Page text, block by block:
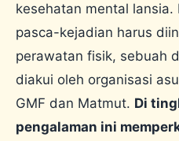
kesehatan mental lansia.
pasca-kejadian harus
perawatan fisik, sebuah
diakui oleh organisasi
GMF dan Matmut. Di
pengalaman ini